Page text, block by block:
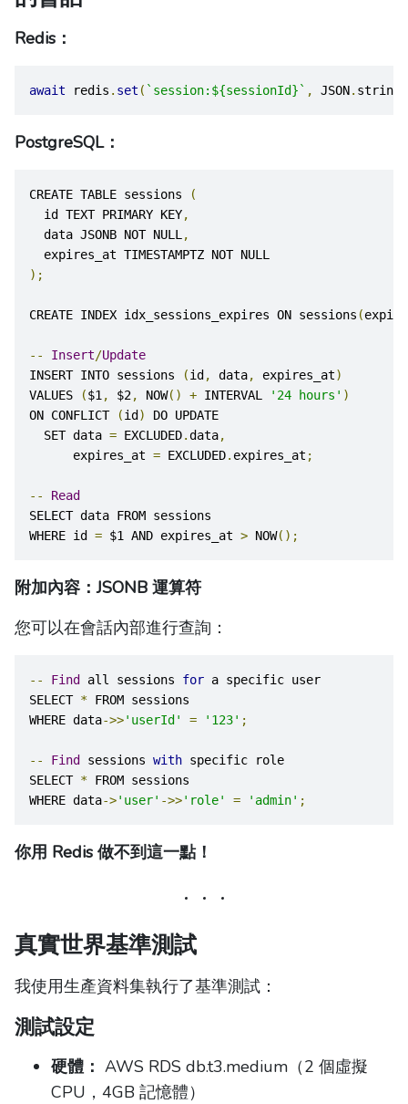
Redis：
await redis . set ( `session:${sessionId}` , JSON.
PostgreSQL：
CREATE TABLE sessions
(
  id TEXT PRIMARY KEY
,
  data JSONB NOT NULL
,
  expires_at TIMESTAMPTZ NOT NULL
);
CREATE INDEX idx_sessions_expires ON sessions (
-- Insert/Update
INSERT INTO sessions
(id , data, expires_at)
VALUES
($1 , $2, NOW() + INTERVAL '24 hours' )
ON CONFLICT
(id )
DO UPDATE
  SET data
= EXCLUDED.data,
      expires_at
= EXCLUDED. expires_at ;
--
Read
SELECT data FROM sessions
WHERE id = $1 AND expires_at > NOW();
附加內容：JSONB 運算符
您可以在會話內部進行查詢：
-- Find all sessions for a specific user
SELECT * FROM sessions
WHERE data->>'userId' = '123' ;
-- Find sessions with specific role
SELECT * FROM sessions
WHERE data->'user' ->>'role' = 'admin' ;
你用 Redis 做不到這一點！
真實世界基準測試
我使用生產資料集執行了基準測試：
測試設定
硬體： AWS RDS db.t3.medium（2 個虛擬
CPU，4GB 記憶體）